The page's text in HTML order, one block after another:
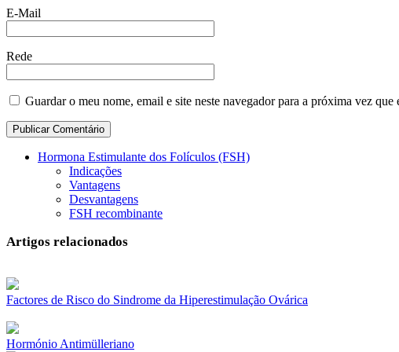
E-Mail
Rede
Guardar o meu nome, email e site neste navegador para a próxima vez que
Hormona Estimulante dos Folículos (FSH)
Indicações
Vantagens
Desvantagens
FSH recombinante
Artigos relacionados
Factores de Risco do Sindrome da Hiperestimulação Ovárica
Hormónio Antimülleriano